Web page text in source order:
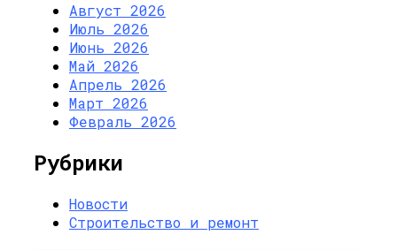
Август 2026
Июль 2026
Июнь 2026
Май 2026
Апрель 2026
Март 2026
Февраль 2026
Рубрики
Новости
Строительство и ремонт